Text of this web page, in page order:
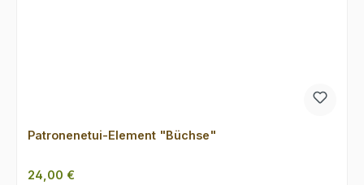
Patronenetui-Element "Büchse"
Regulärer Preis:
24,00 €